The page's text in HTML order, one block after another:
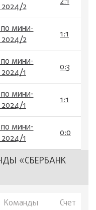
2
мини-
2
1:1
мини-
1
0:3
мини-
1
1:1
мини-
1
0:0
«СБЕРБАНК
Команды Счет